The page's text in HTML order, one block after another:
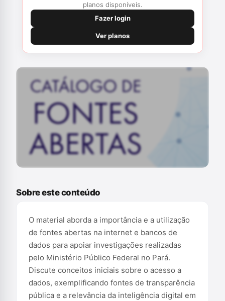
planos disponíveis.
Fazer login
Ver planos
Conteúdo exclusivo para assinantes
Sobre este conteúdo
O material aborda a importância e a utilização
de fontes abertas na internet e bancos de
dados para apoiar investigações realizadas
pelo Ministério Público Federal no Pará.
Discute conceitos iniciais sobre o acesso a
dados, exemplificando fontes de transparência
pública e a relevância da inteligência digital em